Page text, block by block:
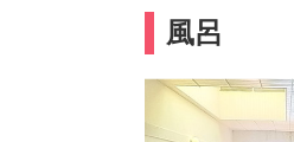
風呂